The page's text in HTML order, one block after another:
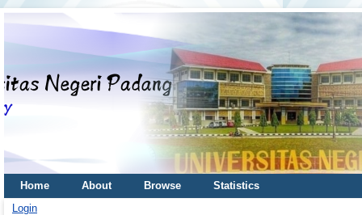
Home About Browse
Statistics
Login